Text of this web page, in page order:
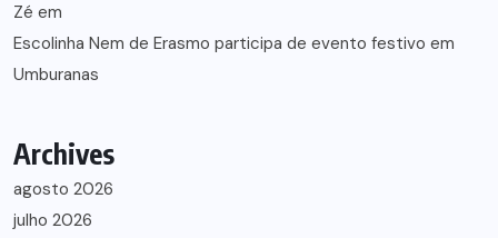
Zé em
Escolinha Nem de Erasmo participa de evento festivo em
Umburanas
Archives
agosto 2026
julho 2026